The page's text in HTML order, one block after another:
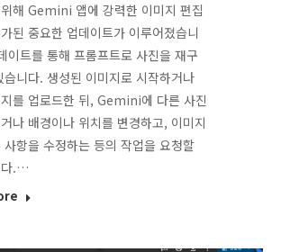
해 Gemini 앱에 강력한 이미지 편집
된 중요한 업데이트가 이루어졌습니
이트를 통해 프롬프트로 사진을 재구
습니다. 생성된 이미지로 시작하거나
를 업로드한 뒤, Gemini에 다른 사진
나 배경이나 위치를 변경하고, 이미지
사항을 수정하는 등의 작업을 요청할
다.…